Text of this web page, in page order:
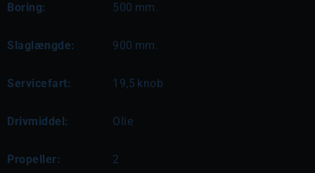
Boring: 500 mm.
Slaglængde: 900 mm.
Servicefart: 19,5 knob
Drivmiddel: Olie
Propeller: 2